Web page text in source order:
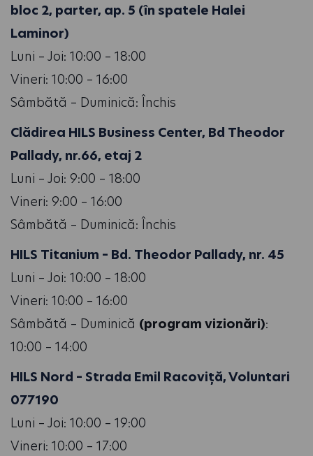
bloc 2, parter, ap. 5 (în spatele Halei
Laminor)
Luni – Joi: 10:00 – 18:00
Vineri: 10:00 – 16:00
Sâmbătă – Duminică: Închis
Clădirea HILS Business Center, Bd Theodor
Pallady, nr.66, etaj 2
Luni – Joi: 9:00 – 18:00
Vineri: 9:00 – 16:00
Sâmbătă – Duminică: Închis
HILS Titanium – Bd. Theodor Pallady, nr. 45
Luni – Joi: 10:00 – 18:00
Vineri: 10:00 – 16:00
Sâmbătă – Duminică (program vizionări):
10:00 – 14:00
HILS Nord – Strada Emil Racoviță, Voluntari
077190
Luni – Joi: 10:00 – 19:00
Vineri: 10:00 – 17:00